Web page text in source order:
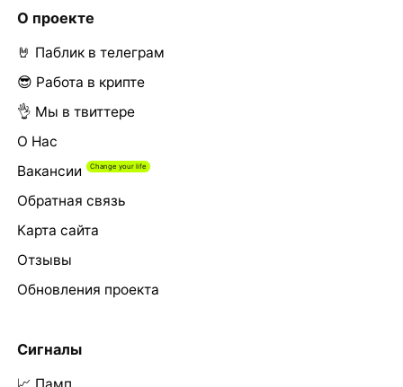
О проекте
🤘 Паблик в телеграм
😎 Работа в крипте
👌 Мы в твиттере
О Нас
Вакансии
Обратная связь
Карта сайта
Отзывы
Обновления проекта
Сигналы